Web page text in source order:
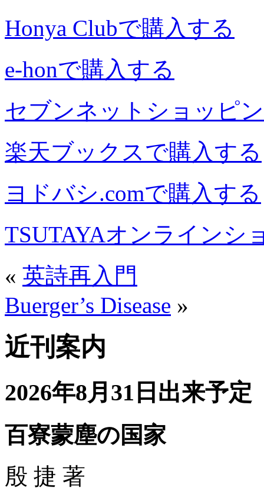
Honya Clubで購入する
e-honで購入する
セブンネットショッピ
楽天ブックスで購入する
ヨドバシ.comで購入する
TSUTAYAオンラインシ
« 英詩再入門
Buerger’s Disease »
近刊案内
2026年8月31日出来予定
百寮蒙塵の国家
殷 捷 著